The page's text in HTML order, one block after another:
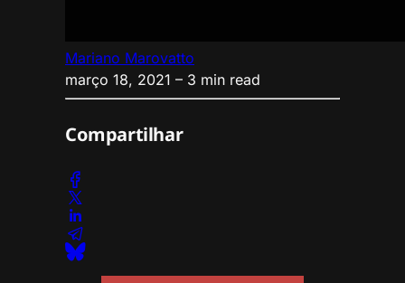
Mariano Marovatto
março 18, 2021 – 3 min read
Compartilhar